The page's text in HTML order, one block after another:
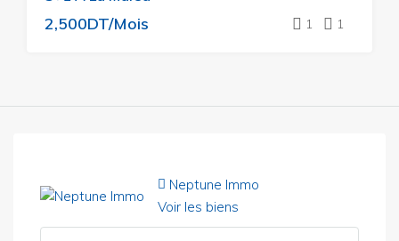
2,500DT/Mois 1 1
Neptune Immo
Voir les biens